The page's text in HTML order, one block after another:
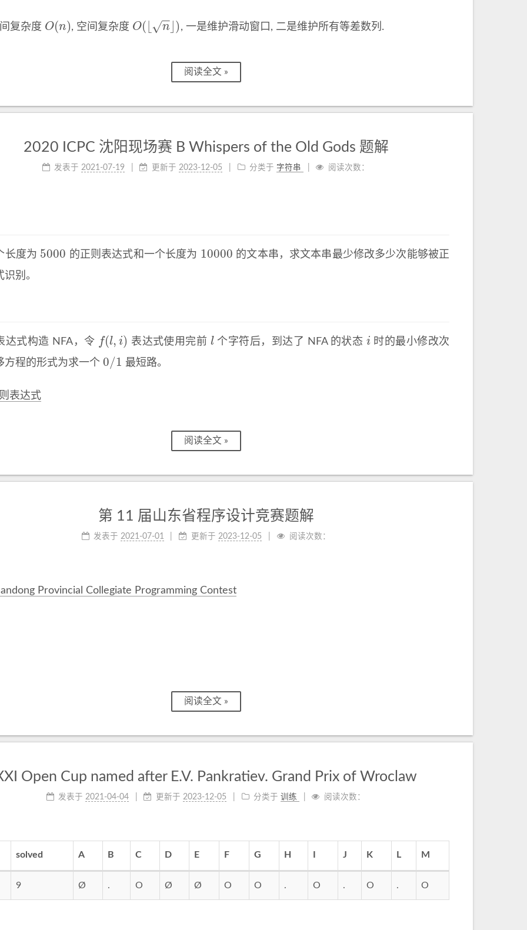
复杂度 O(n)
O(n) , 空间复杂度 O( n
−
−
√ )
O(⌊ n⌋) , 一是维护滑动窗口, 二是维护所有等差数列.
阅读全文 »
2020 ICPC 沈阳现场赛 B Whispers of the Old Gods 题解
发表于 2021-07-19 更新于 2023-12-05 分类于 字符串 阅读次数：
长度为 5000
5000 的正则表达式和一个长度为 10000
10000
的文本串，求文本串最少修改多少次能够被正
别。
达式构造 NFA，令 f(l, i)
f(l,i) 表达式使用完前 l
l 个字符后，到达了 NFA 的状态 i
i时的最小修改次
方程的形式为求一个 0/1
0/ 1 最短路。
表达式
阅读全文 »
第 11 届山东省程序设计竞赛题解
发表于 2021-07-01 更新于 2023-12-05 阅读次数：
Provincial Collegiate Programming Contest
阅读全文 »
Open Cup named after E.V. Pankratiev. Grand Prix of Wroclaw
发表于 2021-04-04 更新于 2023-12-05 分类于 训练 阅读次数：
solved A B C D E F G H J K L M
9 Ø . O Ø Ø O O . O . O . O